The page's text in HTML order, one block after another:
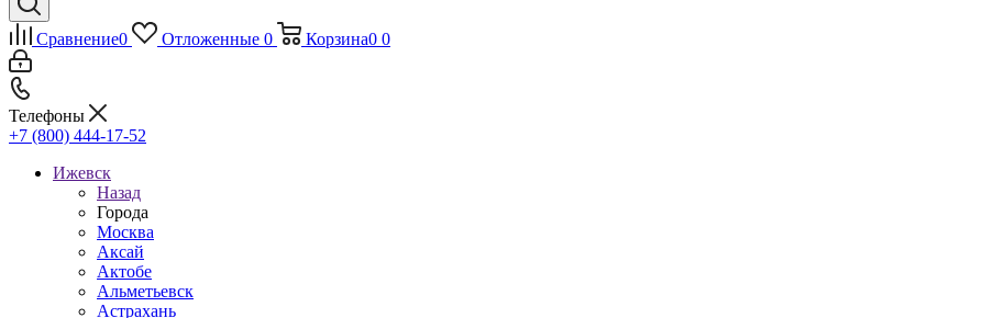
Сравнение0 Отложенные 0 Корзина0 0
Телефоны
+7 (800) 444-17-52
Ижевск
Назад
Города
Москва
Аксай
Актобе
Альметьевск
Астрахань